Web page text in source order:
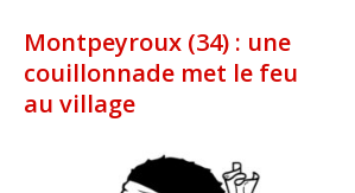
Montpeyroux (34) : une
couillonnade met le feu
au village